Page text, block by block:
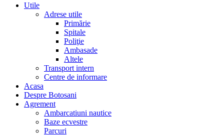
Utile
Adrese utile
Primărie
Spitale
Poliţie
Ambasade
Altele
Transport intern
Centre de informare
Acasa
Despre Botosani
Agrement
Ambarcatiuni nautice
Baze ecvestre
Parcuri